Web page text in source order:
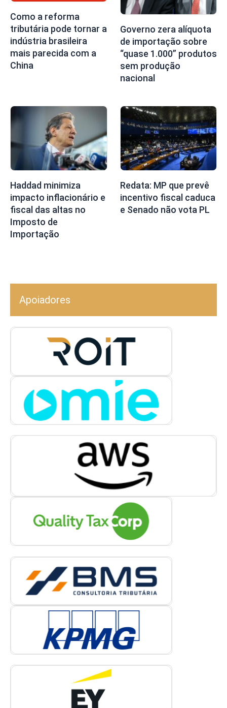
Como a reforma
tributária pode tornar a
indústria brasileira
mais parecida com a
China
Governo zera alíquota
de importação sobre
“quase 1.000” produtos
sem produção
nacional
Haddad minimiza
impacto inflacionário e
fiscal das altas no
Imposto de
Importação
Redata: MP que prevê
incentivo fiscal caduca
e Senado não vota PL
Apoiadores